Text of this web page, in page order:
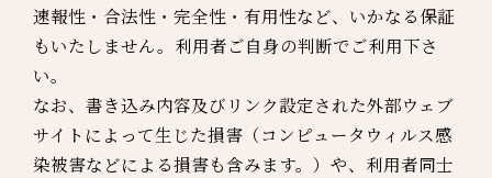
速報性・合法性・完全性・有用性など、いかなる保証
もいたしません。利用者ご自身の判断でご利用下さ
い。
なお、書き込み内容及びリンク設定された外部ウェブ
サイトによって生じた損害（コンピュータウィルス感
染被害などによる損害も含みます。）や、利用者同士